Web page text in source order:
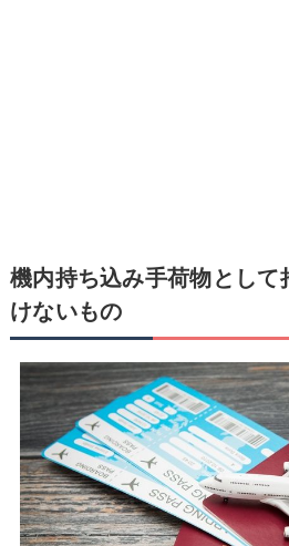
機内持ち込み手荷物として
けないもの